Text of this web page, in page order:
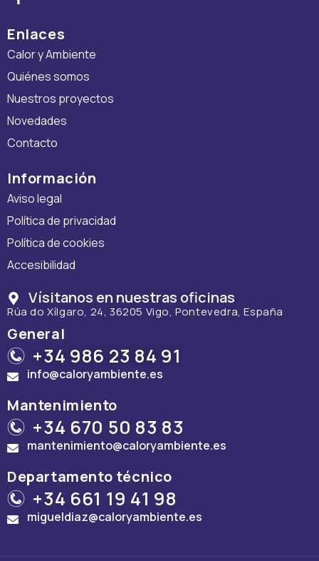
Enlaces
Calor y Ambiente
Quiénes somos
Nuestros proyectos
Novedades
Contacto
Información
Aviso legal
Política de privacidad
Política de cookies
Accesibilidad
Vísitanos en nuestras oficinas
Rúa do Xílgaro, 24, 36205 Vigo, Pontevedra, España
General
+34 986 23 84 91
info@caloryambiente.es
Mantenimiento
+34 670 50 83 83
mantenimiento@caloryambiente.es
Departamento técnico
+34 661 19 41 98
migueldiaz@caloryambiente.es